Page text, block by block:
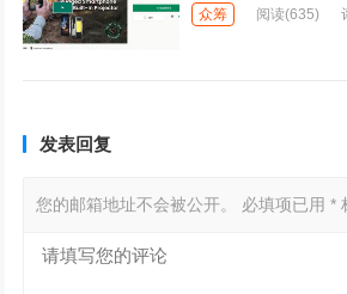
众筹 阅读(635)
发表回复
您的邮箱地址不会被公开。 必填项已用*